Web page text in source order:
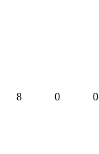
8 0 0